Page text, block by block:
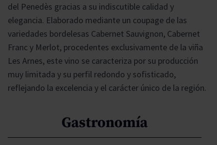
del Penedès gracias a su indiscutible calidad y
elegancia. Elaborado mediante un coupage de las
variedades bordelesas Cabernet Sauvignon, Cabernet
Franc y Merlot, procedentes exclusivamente de la viña
Les Arnes, este vino se caracteriza por su producción
muy limitada y su perfil redondo y sofisticado,
reflejando la excelencia y el carácter único de la región.
Gastronomía